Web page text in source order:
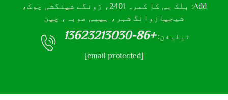
Add: بلک بی کا کمرہ 2401، ژونگے شینگشی چوک،
شیجیازوانگ شہر، ہیبی صوبہ، چین
ٹیلیفن: +86-13623213030
[email protected]